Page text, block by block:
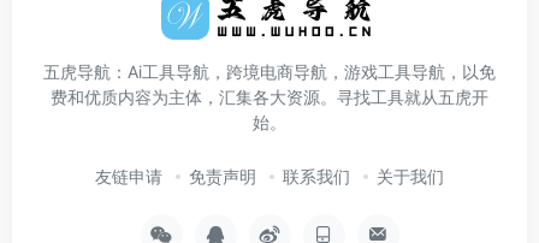
五虎导航：Ai工具导航，跨境电商导航，游戏工具导航，以免
费和优质内容为主体，汇集各大资源。寻找工具就从五虎开
始。
友链申请 免责声明 联系我们 关于我们